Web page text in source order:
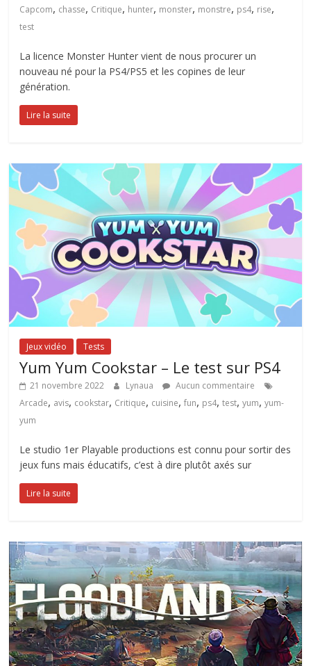
Capcom, chasse, Critique, hunter, monster, monstre, ps4, rise,
test
La licence Monster Hunter vient de nous procurer un
nouveau né pour la PS4/PS5 et les copines de leur
génération.
Lire la suite
Jeux vidéo Tests
Yum Yum Cookstar – Le test sur PS4
21 novembre 2022 Lynaua
Aucun commentaire
Arcade, avis, cookstar, Critique, cuisine,fun, ps4,test,yum,yum-
yum
Le studio 1er Playable productions est connu pour sortir des
jeux funs mais éducatifs, c’est à dire plutôt axés sur
Lire la suite